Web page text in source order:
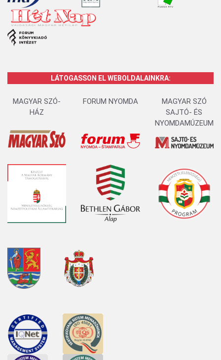
LÁTOGASSON EL WEBOLDALAINKRA:
MAGYAR SZÓ-
HÁZ
FORUM NYOMDA
MAGYAR SZÓ
SAJTÓ- ÉS
NYOMDAMÚZEUM